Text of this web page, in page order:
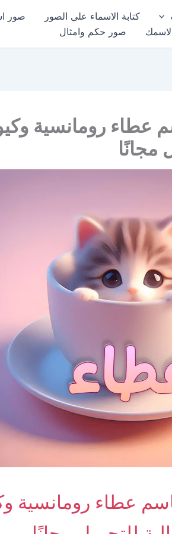
كتابة الاسماء على الصور
صور
صور حكم وامثال
باسم عطاء رومانسية
مجانًا
باسم عطاء